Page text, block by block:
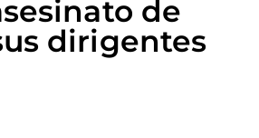
de
dirigentes